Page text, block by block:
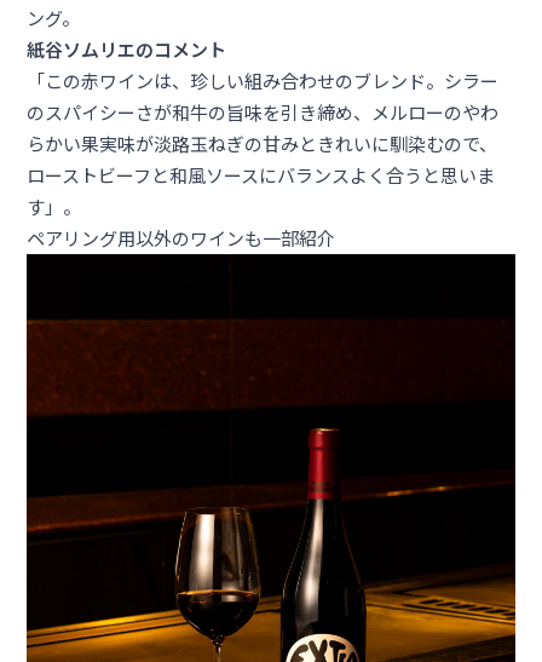
ング。
紙谷ソムリエのコメント
「この赤ワインは、珍しい組み合わせのブレンド。シラー
のスパイシーさが和牛の旨味を引き締め、メルローのやわ
らかい果実味が淡路玉ねぎの甘みときれいに馴染むので、
ローストビーフと和風ソースにバランスよく合うと思いま
す」。
ペアリング用以外のワインも一部紹介